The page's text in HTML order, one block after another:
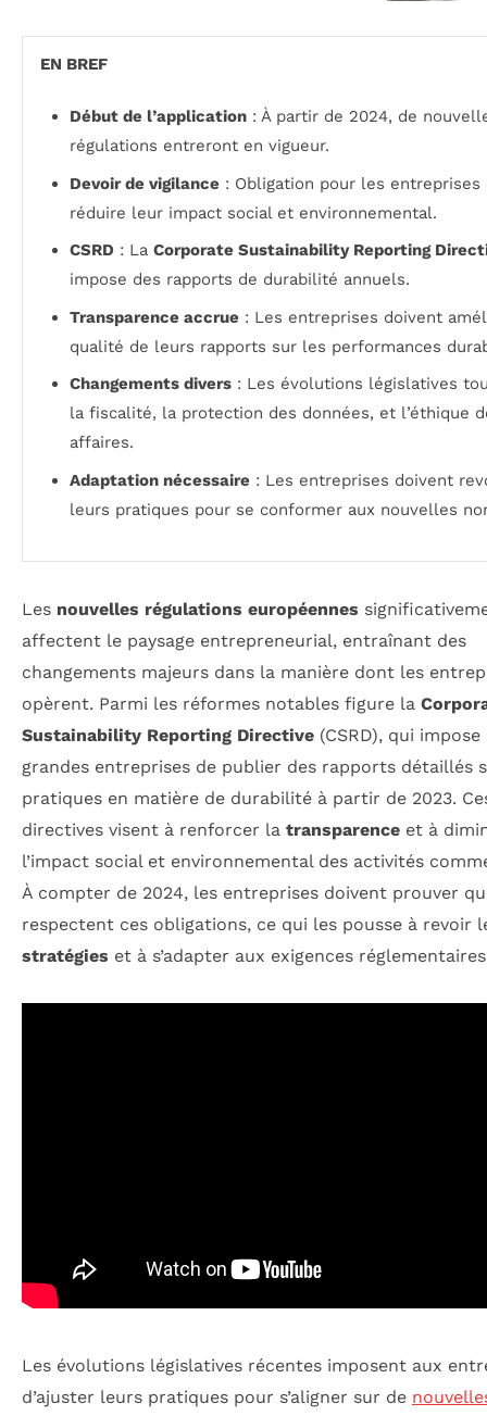
EN BREF
Début de l’application : À partir de 2024, de
régulations entreront en vigueur.
Devoir de vigilance : Obligation pour les entreprises
réduire leur impact social et environnemental.
CSRD : La Corporate Sustainability Reporting
impose des rapports de durabilité annuels.
Transparence accrue : Les entreprises doivent
qualité de leurs rapports sur les performances
Changements divers : Les évolutions législatives
la fiscalité, la protection des données, et l’éthique
affaires.
Adaptation nécessaire : Les entreprises doivent
leurs pratiques pour se conformer aux nouvelles
Les nouvelles régulations européennes
affectent le paysage entrepreneurial, entraînant des
changements majeurs dans la manière dont les
opèrent. Parmi les réformes notables figure la
Sustainability Reporting Directive (CSRD), qui impose
grandes entreprises de publier des rapports détaillés
pratiques en matière de durabilité à partir de 2023.
directives visent à renforcer la transparence et à
l’impact social et environnemental des activités
À compter de 2024, les entreprises doivent prouver
respectent ces obligations, ce qui les pousse à revoir
stratégies et à s’adapter aux exigences
Les évolutions législatives récentes imposent aux
d’ajuster leurs pratiques pour s’aligner sur de